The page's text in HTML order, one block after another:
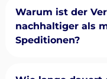
Warum ist der
nachhaltiger als
Speditionen?